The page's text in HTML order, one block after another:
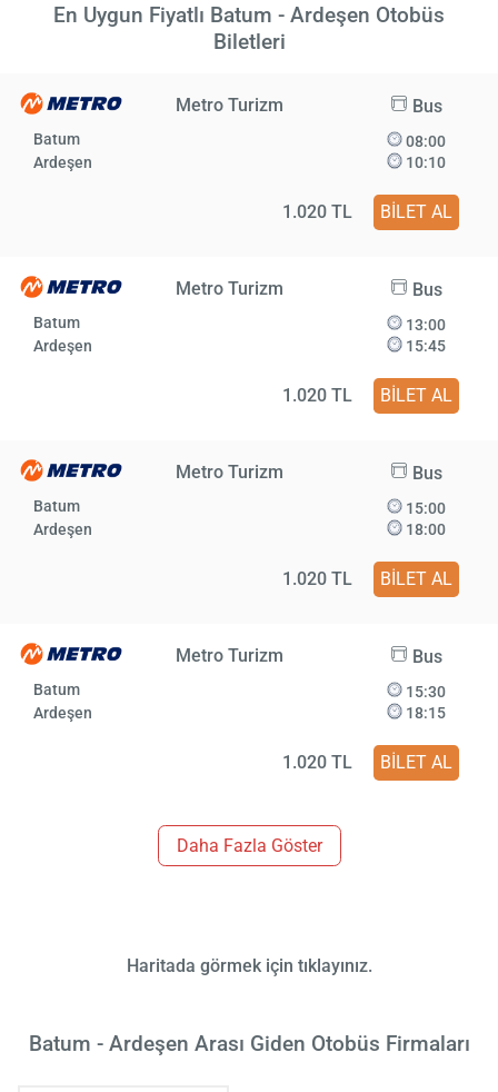
En Uygun Fiyatlı Batum - Ardeşen Otobüs
Biletleri
Metro Turizm Bus
Batum
Ardeşen
08:00
10:10
1.020 TL BİLET AL
Metro Turizm Bus
Batum
Ardeşen
13:00
15:45
1.020 TL BİLET AL
Metro Turizm Bus
Batum
Ardeşen
15:00
18:00
1.020 TL BİLET AL
Metro Turizm Bus
Batum
Ardeşen
15:30
18:15
1.020 TL BİLET AL
Daha Fazla Göster
Haritada görmek için tıklayınız.
Batum - Ardeşen Arası Giden Otobüs Firmaları